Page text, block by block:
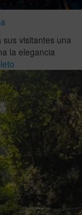
visitantes una
la elegancia